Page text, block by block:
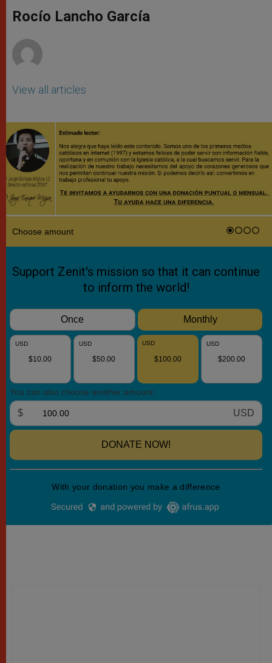
p
p
g
e
o
k
r
Rocío Lancho García
View all articles